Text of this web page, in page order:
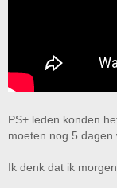
PS+ leden konden
moeten nog 5 dagen
Ik denk dat ik